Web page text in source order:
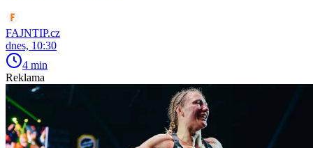
FAJNTIP.cz
dnes, 10:30
4 min
Reklama